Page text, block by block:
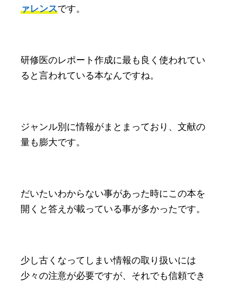
ァレンスです。
研修医のレポート作成に最も良く使われてい
ると言われている本なんですね。
ジャンル別に情報がまとまっており、文献の
量も膨大です。
だいたいわからない事があった時にこの本を
開くと答えが載っている事が多かったです。
少し古くなってしまい情報の取り扱いには
少々の注意が必要ですが、それでも信頼でき